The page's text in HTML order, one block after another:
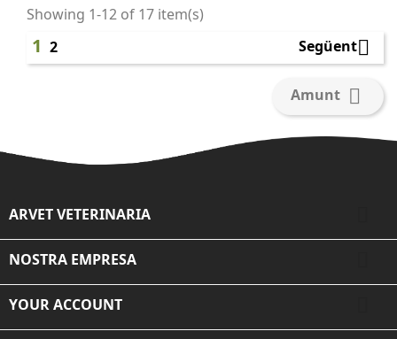
Showing 1-12 of 17 item(s)
1 2 Següent
Amunt 
ARVET VETERINARIA
NOSTRA EMPRESA
YOUR ACCOUNT